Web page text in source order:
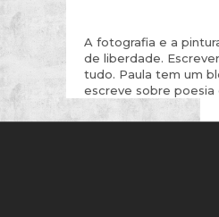
A fotografia e a
de liberdade.
tudo. Paula tem um
escreve sobre poesia